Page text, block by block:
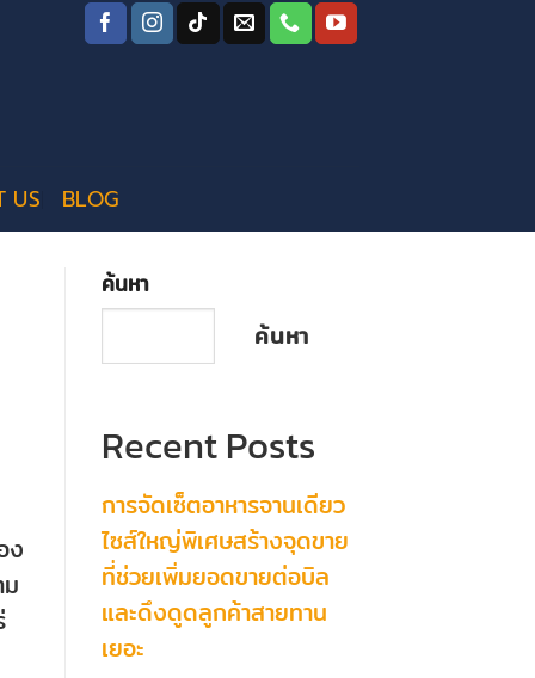
US BLOG
ง
ค้นหา
ค้นหา
Recent Posts
การจัดเซ็ตอาหารจานเดียว
ไซส์ใหญ่พิเศษสร้างจุดขาย
ที่ช่วยเพิ่มยอดขายต่อบิล
และดึงดูดลูกค้าสายทาน
เยอะ